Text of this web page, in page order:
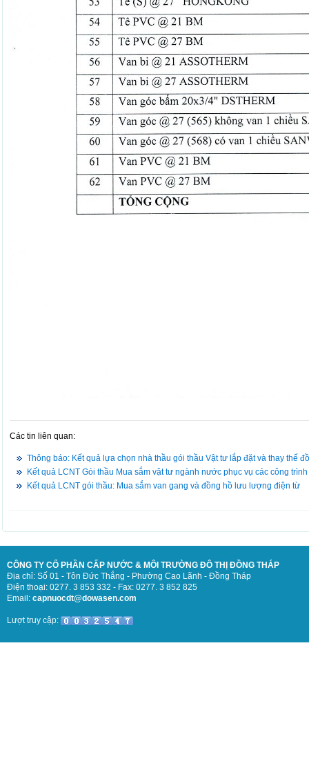
Các tin liên quan:
Thông báo: Kết quả lựa chọn nhà thầu gói thầu Vật tư lắp đặt và thay thế
Kết quả LCNT Gói thầu Mua sắm vật tư ngành nước phục vụ các công
Kết quả LCNT gói thầu: Mua sắm van gang và đồng hồ lưu lượng điện từ
CÔNG TY CỔ PHẦN CẤP NƯỚC & MÔI TRƯỜNG ĐÔ THỊ ĐỒNG THÁP
Địa chỉ: Số 01 - Tôn Đức Thắng - Phường Cao Lãnh - Đồng Tháp
Điện thoại: 0277. 3 853 332 - Fax: 0277. 3 852 825
Email: capnuocdt@dowasen.com
Lượt truy cập: